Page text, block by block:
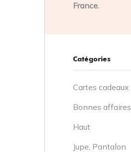
France.
Catégories
Cartes cadeaux
Bonnes affaires
Haut
Jupe, Pantalon